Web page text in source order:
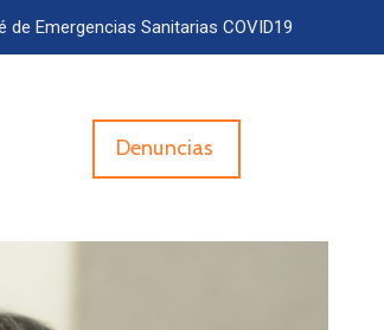
de Emergencias Sanitarias COVID19
Denuncias